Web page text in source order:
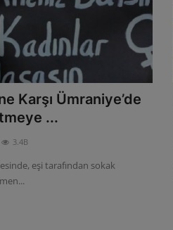
Karşı Ümraniye’de
...
3.4B
eşi tarafından sokak